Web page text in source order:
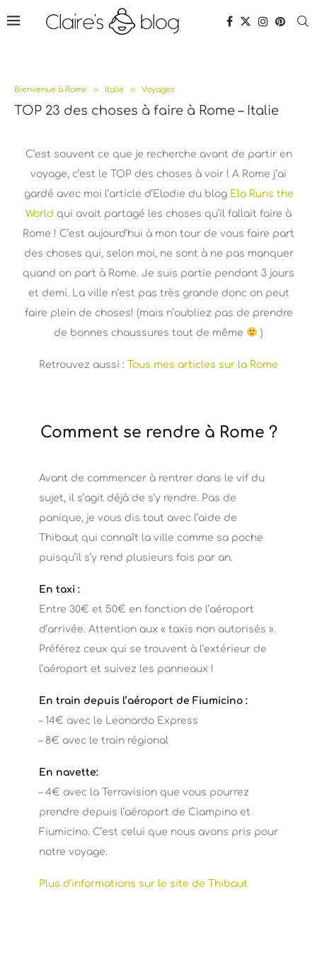
Bienvenue à Rome Italie Voyages
TOP 23 des choses à faire à Rome – Italie
C’est souvent ce que je recherche avant de partir en
voyage, c’est le TOP des choses à voir ! A Rome j’ai
gardé avec moi l’article d’Elodie du blog Elo Runs the
World qui avait partagé les choses qu’il fallait faire à
Rome ! C’est aujourd’hui à mon tour de vous faire part
des choses qui, selon moi, ne sont à ne pas manquer
quand on part à Rome. Je suis partie pendant 3 jours
et demi. La ville n’est pas très grande donc on peut
faire plein de choses! (mais n’oubliez pas de prendre
de bonnes chaussures tout de même
)
Retrouvez aussi : Tous mes articles sur la Rome
Comment se rendre à Rome ?
Avant de commencer à rentrer dans le vif du
sujet, il s’agit déjà de s’y rendre. Pas de
panique, je vous dis tout avec l’aide de
Thibaut qui connaît la ville comme sa poche
puisqu’il s’y rend plusieurs fois par an.
En taxi :
Entre 30€ et 50€ en fonction de l’aéroport
d’arrivée. Attention aux « taxis non autorisés ».
Préférez ceux qui se trouvent à l’extérieur de
l’aéroport et suivez les panneaux !
En train depuis l’aéroport de Fiumicino :
– 14€ avec le Leonardo Express
– 8€ avec le train régional
En navette:
– 4€ avec la Terravision que vous pourrez
prendre depuis l’aéroport de Ciampino et
Fiumicino. C’est celui que nous avons pris pour
notre voyage.
Plus d’informations sur le site de Thibaut